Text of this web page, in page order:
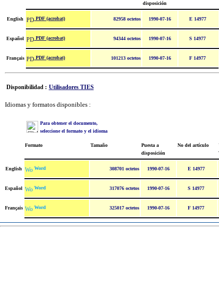
disposición
English PDF (acrobat) 82958 octetos 1990-07-16 E 14977
Español PDF (acrobat) 94344 octetos 1990-07-16 S 14977
Français PDF (acrobat) 101213 octetos 1990-07-16 F 14977
Disponibilidad : Utilisadores TIES
Idiomas y formatos disponibles :
Para obtener el documento,
seleccione el formato y el idioma
Formato Tamaño
Puesta a
disposición
No del artículo
English Word 308701 octetos 1990-07-16 E 14977
Español Word 317076 octetos 1990-07-16 S 14977
Français Word 325017 octetos 1990-07-16 F 14977